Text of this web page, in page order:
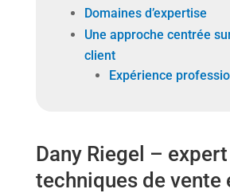
Domaines d’expertise
Une approche centrée
client
Expérience
Dany Riegel –
techniques de vente